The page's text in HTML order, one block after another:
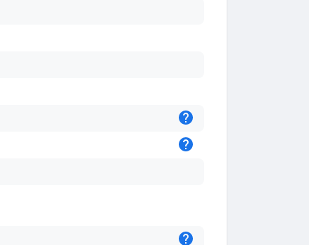
Подсказка
Подсказка
Подсказка